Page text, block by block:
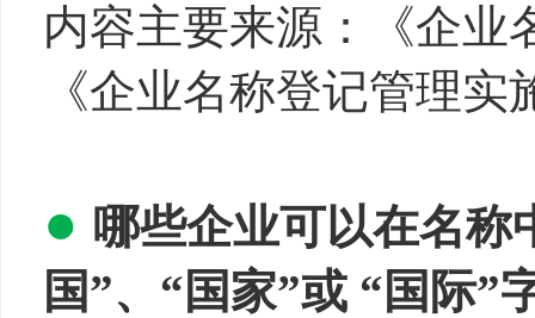
内容主要来源：《企业
《企业名称登记管理
● 哪些企业可以在名称
国”、“国家”或 “国际”